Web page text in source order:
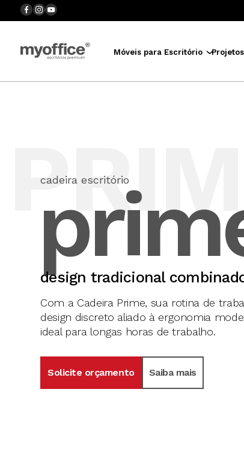
Móveis para Escritório
cadeira escritório
design tradicional
Com a Cadeira Prime, sua rotina de
design discreto aliado à ergonomia
ideal para longas horas de trabalho.
Solicite orçamento Saiba mais